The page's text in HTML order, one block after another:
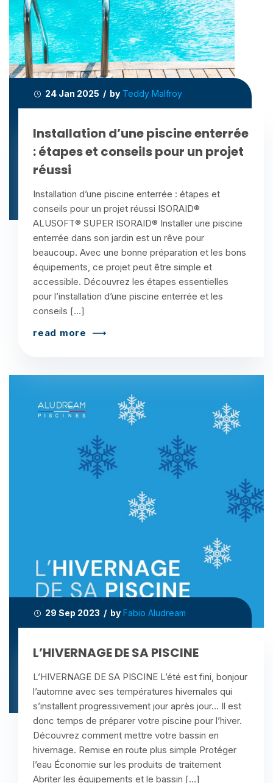
24 Jan 2025 / by Teddy Malfroy
Installation d’une piscine enterrée
: étapes et conseils pour un projet
réussi
Installation d’une piscine enterrée : étapes et
conseils pour un projet réussi ISORAID®
ALUSOFT® SUPER ISORAID® Installer une piscine
enterrée dans son jardin est un rêve pour
beaucoup. Avec une bonne préparation et les bons
équipements, ce projet peut être simple et
accessible. Découvrez les étapes essentielles
pour l’installation d’une piscine enterrée et les
conseils […]
read more
29 Sep 2023 / by Fabio Aludream
L’HIVERNAGE DE SA PISCINE
L’HIVERNAGE DE SA PISCINE L’été est fini, bonjour
l’automne avec ses températures hivernales qui
s’installent progressivement jour après jour… Il est
donc temps de préparer votre piscine pour l’hiver.
Découvrez comment mettre votre bassin en
hivernage. Remise en route plus simple Protéger
l’eau Économie sur les produits de traitement
Abriter les équipements et le bassin […]